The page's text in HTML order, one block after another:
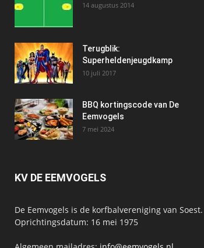
14 augustus 2014
Terugblik:
Superheldenjeugdkamp
10 juli 2017
BBQ kortingscode van De
Eemvogels
7 mei 2024
KV DE EEMVOGELS
De Eemvogels is de korfbalvereniging van Soest.
Oprichtingsdatum: 16 mei 1975